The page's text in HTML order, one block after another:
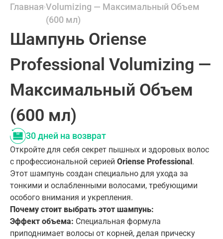
Главная Volumizing — Максимальный Объем
(600 мл)
Шампунь Oriense
Professional Volumizing —
Максимальный Объем
(600 мл)
30 дней на возврат
Откройте для себя секрет пышных и здоровых волос
с профессиональной серией Oriense Professional .
Этот шампунь создан специально для ухода за
тонкими и ослабленными волосами, требующими
особого внимания и укрепления.
Почему стоит выбрать этот шампунь:
Эффект объема: Специальная формула
приподнимает волосы от корней, делая прическу
Вход Забыли пароль?
E-mail
Регистрация
Email
Забыли пароль? Создать аккаунт